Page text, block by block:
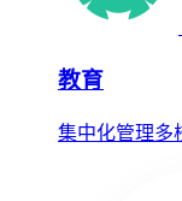
教育
集中化管理多